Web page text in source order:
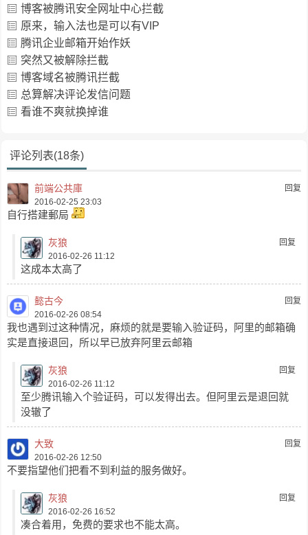
博客被腾讯安全网址中心拦截
原来，输入法也是可以有VIP
腾讯企业邮箱开始作妖
突然又被解除拦截
博客域名被腾讯拦截
总算解决评论发信问题
看谁不爽就换掉谁
评论列表(18条)
回复
前端公共庫
2016-02-25 23:03
自行搭建郵局
回复
灰狼
2016-02-26 11:12
这成本太高了
回复
懿古今
2016-02-26 08:54
我也遇到过这种情况，麻烦的就是要输入验证码，阿里的邮箱确
实是直接退回，所以早已放弃阿里云邮箱
回复
灰狼
2016-02-26 11:12
至少腾讯输入个验证码，可以发得出去。但阿里云是退回就
没辙了
回复
大致
2016-02-26 12:50
不要指望他们把看不到利益的服务做好。
回复
灰狼
2016-02-26 16:52
凑合着用，免费的要求也不能太高。